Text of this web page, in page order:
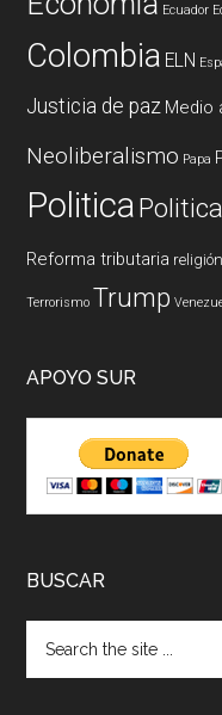
Ecuador
Colombia ELN
Justicia de paz Medio
Neoliberalismo Papa
Politica
Reforma tributaria religión
Terrorismo Trump
APOYO SUR
BUSCAR